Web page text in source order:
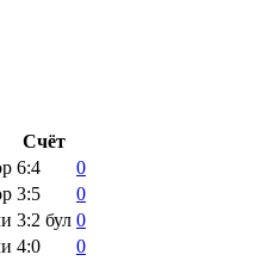
Счёт
6:4
0
3:5
0
3:2 бул 0
4:0
0